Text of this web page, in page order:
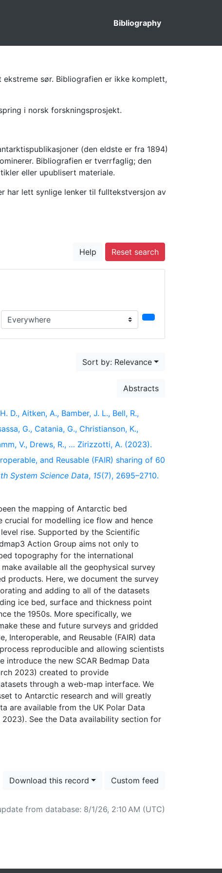
Bibliography
sør. Bibliografien er ikke komplett,
i norsk forskningsprosjekt.
(den eldste er fra 1894)
Bibliografien er tverrfaglig; den
eller upublisert materiale.
har lett synlige lenker til fulltekstversjon av
Help Reset search
Search in...
Sort by: Relevance
Abstracts
D., Aitken, A., Bamber, J. L., Bell, R.,
G., Catania, G., Christianson, K.,
V., Drews, R., … Zirizzotti, A. (2023).
and Reusable (FAIR) sharing of 60
System Science Data, 15(7), 2695–2710.
the mapping of Antarctic bed
crucial for modelling ice flow and hence
rise. Supported by the Scientific
Action Group aims not only to
topography for the international
available all the geophysical survey
products. Here, we document the survey
and adding to all of the datasets
ice bed, surface and thickness point
the 1950s. More specifically, we
these and future surveys and gridded
Interoperable, and Reusable (FAIR) data
reproducible and allowing scientists
the new SCAR Bedmap Data
2023) created to provide
through a web-map interface. We
to Antarctic research and will greatly
are available from the UK Polar Data
2023​​​​​​​). See the Data availability section for
Download this record Custom feed
from database: 8/1/26, 2:10 AM (UTC)